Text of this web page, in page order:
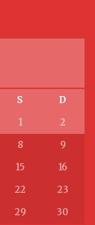
S
D
1
2
8
9
15
16
22
23
29 30